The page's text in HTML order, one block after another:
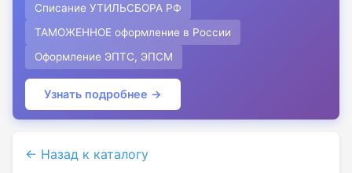
Списание УТИЛЬСБОРА РФ
ТАМОЖЕННОЕ оформление в России
Оформление ЭПТС, ЭПСМ
Узнать подробнее →
← Назад к каталогу